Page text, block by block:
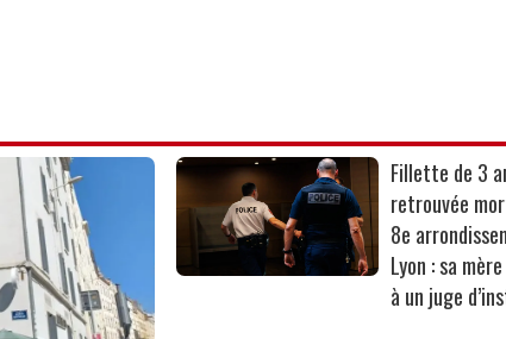
Fillette de 3
retrouvée
8e
Lyon : sa
à un juge